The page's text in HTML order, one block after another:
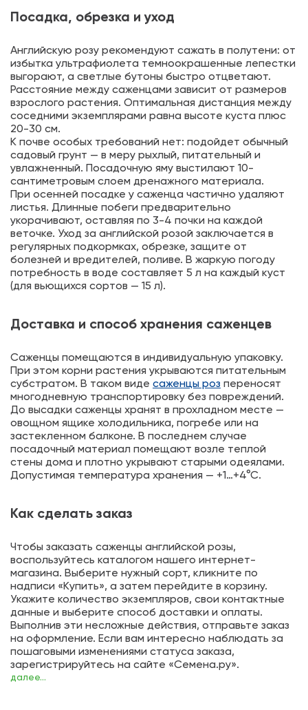
Посадка, обрезка и уход
Английскую розу рекомендуют сажать в полутени: от
избытка ультрафиолета темноокрашенные лепестки
выгорают, а светлые бутоны быстро отцветают.
Расстояние между саженцами зависит от размеров
взрослого растения. Оптимальная дистанция между
соседними экземплярами равна высоте куста плюс
20-30 см.
К почве особых требований нет: подойдет обычный
садовый грунт — в меру рыхлый, питательный и
увлажненный. Посадочную яму выстилают 10-
сантиметровым слоем дренажного материала.
При осенней посадке у саженца частично удаляют
листья. Длинные побеги предварительно
укорачивают, оставляя по 3-4 почки на каждой
веточке. Уход за английской розой заключается в
регулярных подкормках, обрезке, защите от
болезней и вредителей, поливе. В жаркую погоду
потребность в воде составляет 5 л на каждый куст
(для вьющихся сортов — 15 л).
Доставка и способ хранения саженцев
Саженцы помещаются в индивидуальную упаковку.
При этом корни растения укрываются питательным
субстратом. В таком виде саженцы роз переносят
многодневную транспортировку без повреждений.
До высадки саженцы хранят в прохладном месте —
овощном ящике холодильника, погребе или на
застекленном балконе. В последнем случае
посадочный материал помещают возле теплой
стены дома и плотно укрывают старыми одеялами.
Допустимая температура хранения — +1…+4°С.
Как сделать заказ
Чтобы заказать саженцы английской розы,
воспользуйтесь каталогом нашего интернет-
магазина. Выберите нужный сорт, кликните по
надписи «Купить», а затем перейдите в корзину.
Укажите количество экземпляров, свои контактные
данные и выберите способ доставки и оплаты.
Выполнив эти несложные действия, отправьте заказ
на оформление. Если вам интересно наблюдать за
пошаговыми изменениями статуса заказа,
зарегистрируйтесь на сайте «Семена.ру».
далее...